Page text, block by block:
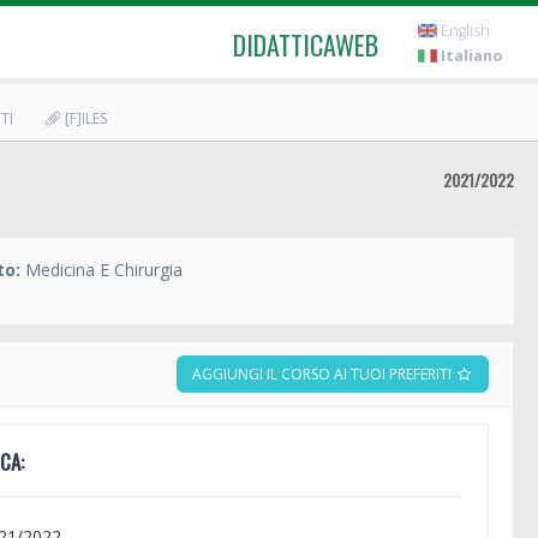
DIDATTICAWEB
English
Italiano
[F]ILES
2021/2022
Medicina E Chirurgia
AGGIUNGI IL CORSO AI TUOI PREFERITI